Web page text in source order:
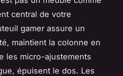
central de votre
gamer assure un
maintient la colonne en
les micro-ajustements
épuisent le dos. Les